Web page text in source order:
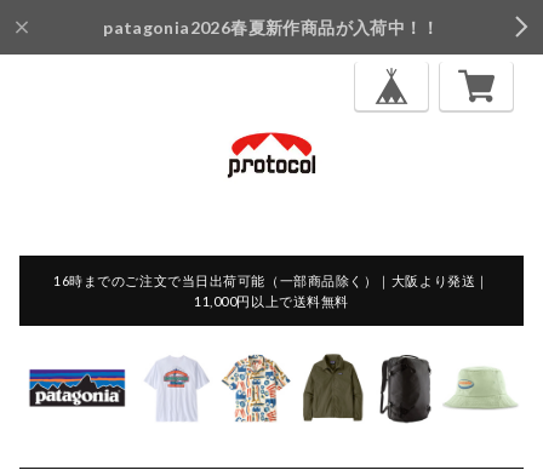
patagonia2026春夏新作商品が入荷中！！
16時までのご注文で当日出荷可能（一部商品除く）｜大阪より発送｜
11,000円以上で送料無料